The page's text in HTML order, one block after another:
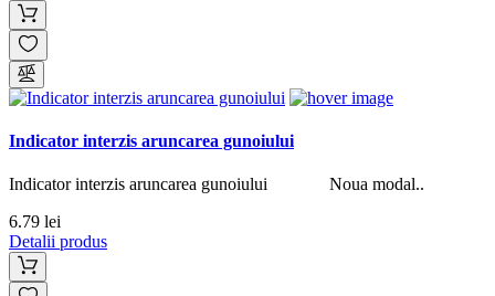
Indicator interzis aruncarea gunoiului
Indicator interzis aruncarea gunoiului Noua modal..
6.79 lei
Detalii produs